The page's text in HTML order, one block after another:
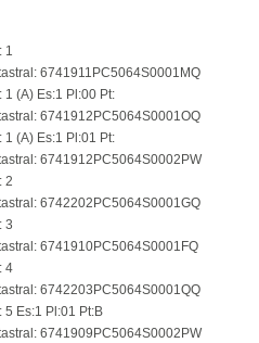
1
6741911PC5064S0001MQ
1 (A) Es:1 Pl:00 Pt:
6741912PC5064S0001OQ
1 (A) Es:1 Pl:01 Pt:
6741912PC5064S0002PW
2
6742202PC5064S0001GQ
3
6741910PC5064S0001FQ
4
6742203PC5064S0001QQ
5 Es:1 Pl:01 Pt:B
6741909PC5064S0002PW